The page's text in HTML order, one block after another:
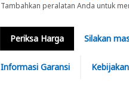
Tambahkan peralatan Anda untuk
Periksa Harga Silakan
Informasi Garansi